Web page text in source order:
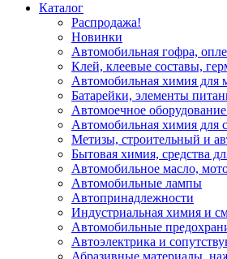
Каталог
Распродажа!
Новинки
Автомобильная гофра,
Клей, клеевые составы,
Автомобильная химия для
Батарейки, элементы
Автомоечное
Автомобильная химия для
Метизы, строительный и
Бытовая химия, средства
Автомобильное масло,
Автомобильные лампы
Автопринадлежности
Индустриальная химия и
Автомобильные
Автоэлектрика и
Абразивные материалы,